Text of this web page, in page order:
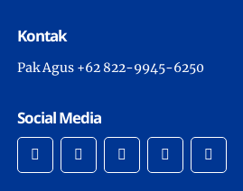
Kontak
Pak Agus +62 822-9945-6250
Social Media